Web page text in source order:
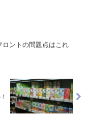
ロントの問題点はこれ